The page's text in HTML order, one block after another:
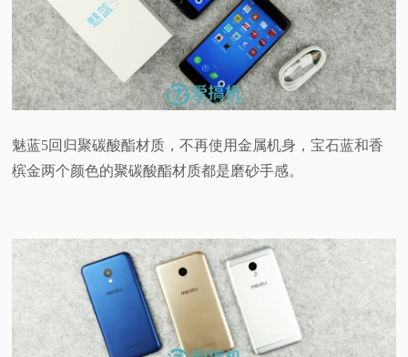
魅蓝5回归聚碳酸酯材质，不再使用金属机身，宝石蓝和香
槟金两个颜色的聚碳酸酯材质都是磨砂手感。